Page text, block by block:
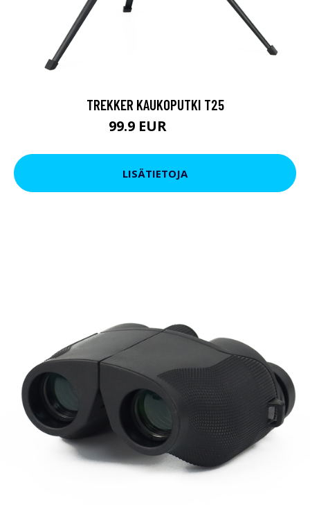
TREKKER KAUKOPUTKI T25
99.9 EUR
LISÄTIETOJA